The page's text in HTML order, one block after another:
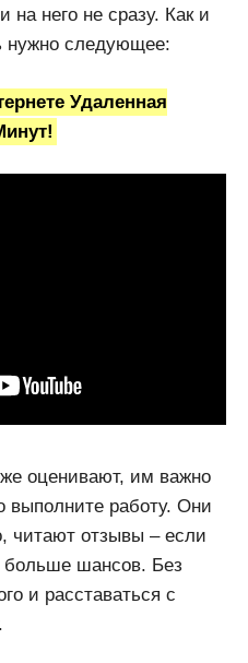
него не сразу. Как и
нужно следующее:
Удаленная
оценивают, им важно
выполните работу. Они
читают отзывы – если
больше шансов. Без
и расставаться с